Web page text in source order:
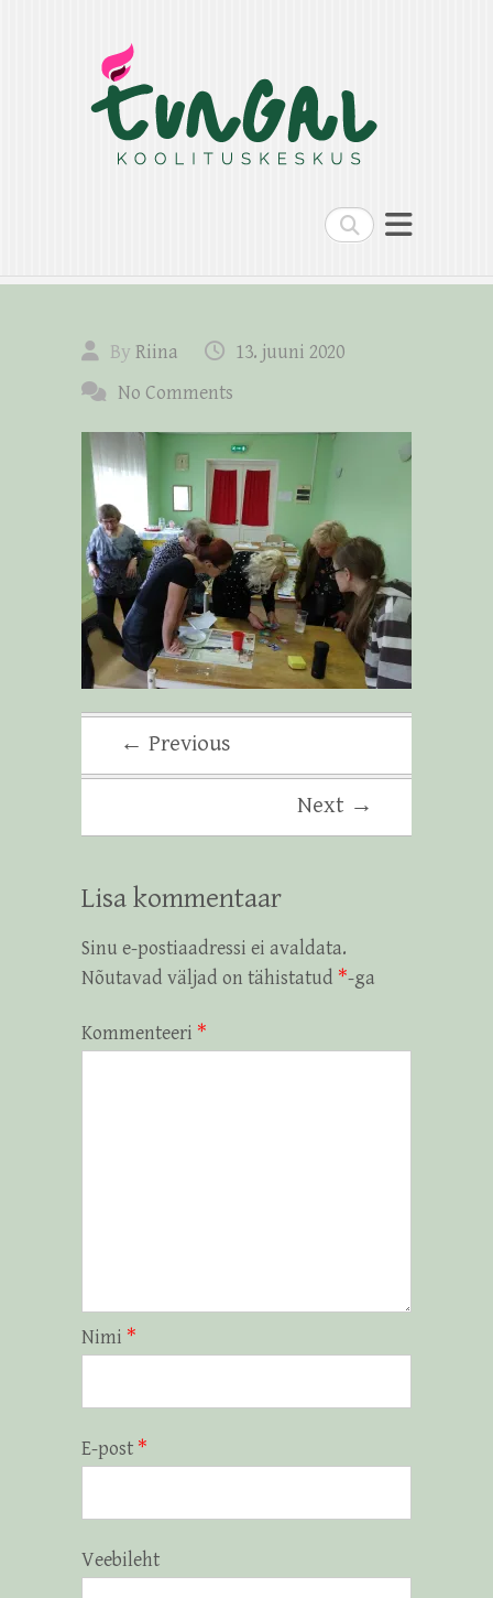
Search
By Riina
13. juuni 2020
No Comments
← Previous
Next →
Lisa kommentaar
Sinu e-postiaadressi ei avaldata.
Nõutavad väljad on tähistatud *-ga
Kommenteeri *
Nimi *
E-post *
Veebileht